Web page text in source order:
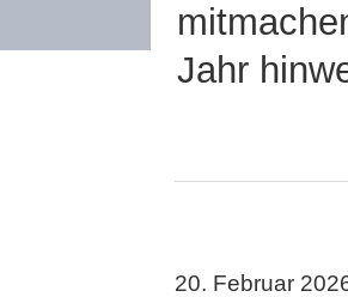
Jahr
20. Februar